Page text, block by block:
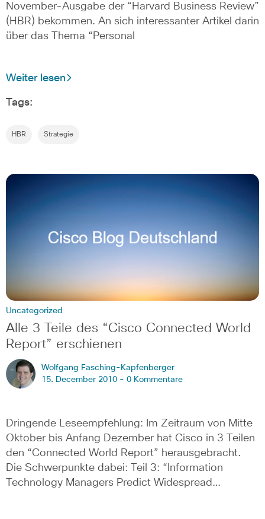
November-Ausgabe der “Harvard Business Review”
(HBR) bekommen. An sich interessanter Artikel darin
über das Thema “Personal
Weiter lesen
Tags:
HBR Strategie
Uncategorized
Alle 3 Teile des “Cisco Connected World
Report” erschienen
Wolfgang Fasching-Kapfenberger
15. December 2010 - 0 Kommentare
Dringende Leseempfehlung: Im Zeitraum von Mitte
Oktober bis Anfang Dezember hat Cisco in 3 Teilen
den “Connected World Report” herausgebracht.
Die Schwerpunkte dabei: Teil 3: “Information
Technology Managers Predict Widespread…